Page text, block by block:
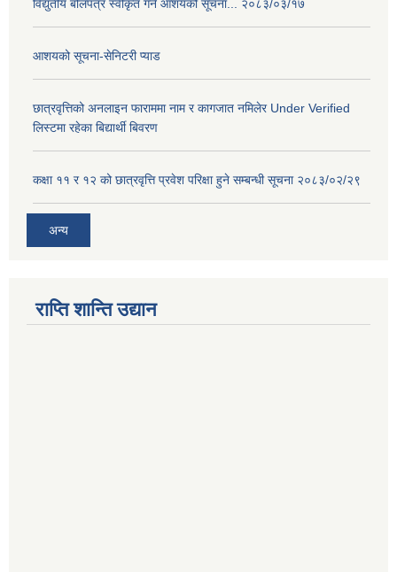
विद्युतीय बोलपत्र स्वीकृत गर्ने आशयको सूचना... २०८३/०३/१७
आशयको सूचना-सेनिटरी प्याड
छात्रवृत्तिको अनलाइन फाराममा नाम र कागजात नमिलेर Under Verified
लिस्टमा रहेका बिद्यार्थी बिवरण
कक्षा ११ र १२ को छात्रवृत्ति प्रवेश परिक्षा हुने सम्बन्धी सूचना २०८३/०२/२९
अन्य
राप्ति शान्ति उद्यान